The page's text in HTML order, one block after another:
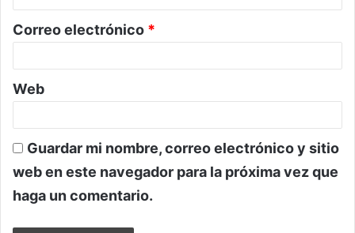
o
*
Correo electrónico *
Web
Guardar mi nombre, correo electrónico y sitio
web en este navegador para la próxima vez que
haga un comentario.